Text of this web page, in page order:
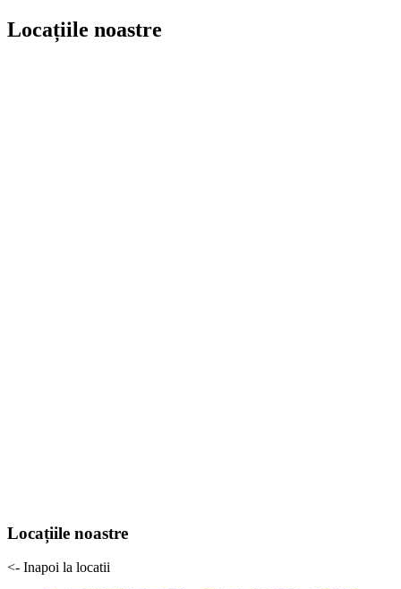
Locațiile noastre
Locațiile noastre
<- Inapoi la locatii